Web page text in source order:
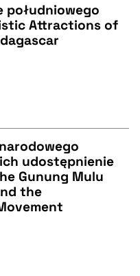
Attractions of
udostępnienie
Gunung Mulu
the